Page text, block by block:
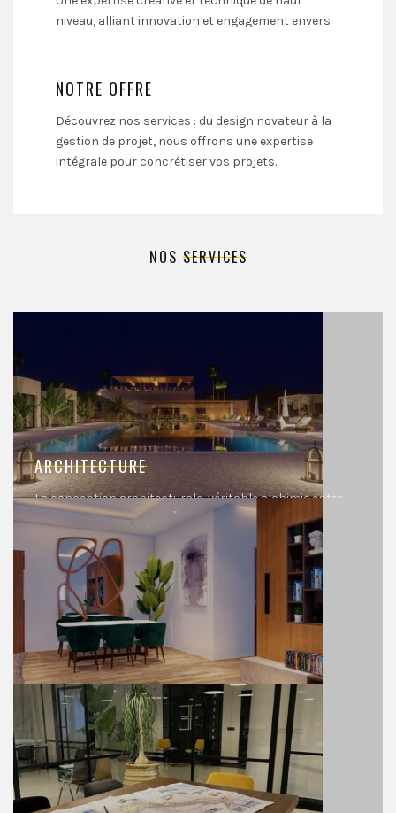
niveau, alliant innovation et engagement envers
NOTRE OFFRE
Découvrez nos services : du design novateur à la
gestion de projet, nous offrons une expertise
intégrale pour concrétiser vos projets.
NOS SERVICES
ARCHITECTURE
La conception architecturale, véritable alchimie entre
formes et fonctions, façonne l’environnement bâti en
créant des structures intemporelles où l’esthétique, la
durabilité et l’innovation convergent pour inspirer et
améliorer la vie quotidienne.
INTERIEUR ET DESIGN
Le design intérieur, alliance subtile entre esthétique et
fonctionnalité, transforme les espaces en reflets
personnalisés de style et de confort